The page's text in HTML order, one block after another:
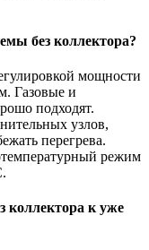
без коллектора?
мощности
Газовые и
подходят.
узлов,
перегрева.
режим
коллектора к уже